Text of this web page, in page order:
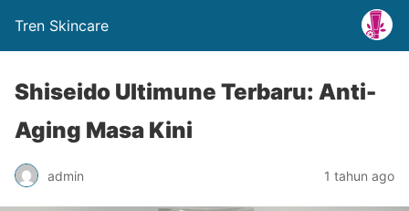
Tren Skincare
Shiseido Ultimune Terbaru: Anti-
Aging Masa Kini
admin 1 tahun ago